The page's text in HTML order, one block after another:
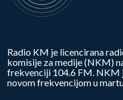
Radio KM je licencirana
komisije za medije (NKM)
frekvenciji 104.6 FM. NKM
novom frekvencijom u